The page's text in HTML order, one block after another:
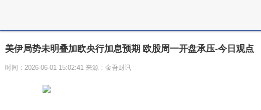
美伊局势未明叠加欧央行加息预期 欧股周一开盘承压-今日观点
时间：2026-06-01 15:02:41 来源：金吾财讯